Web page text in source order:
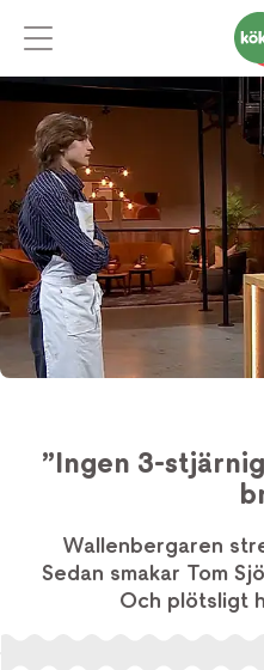
”Ingen 3-
Wallenbergaren
Sedan smakar Tom
Och plötsligt